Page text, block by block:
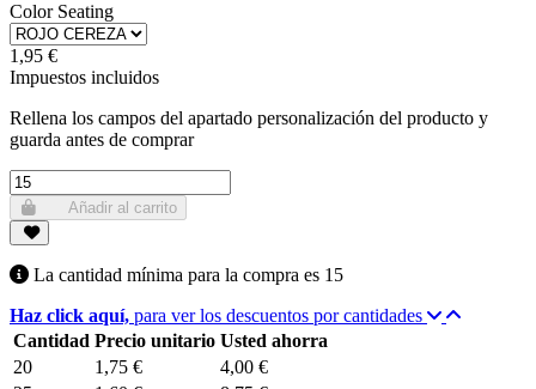
Color Seating
1,95 €
Impuestos incluidos
Rellena los campos del apartado personalización del producto y
guarda antes de comprar
Añadir al carrito
La cantidad mínima para la compra es 15
Haz click aquí, para ver los descuentos por cantidades
Cantidad Precio unitario Usted ahorra
20
1,75 €
4,00 €